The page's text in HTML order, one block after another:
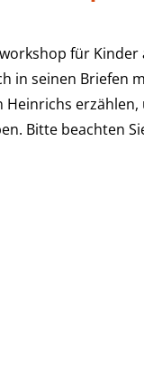
für Kinder
in seinen Briefen
Heinrichs
Bitte beachten